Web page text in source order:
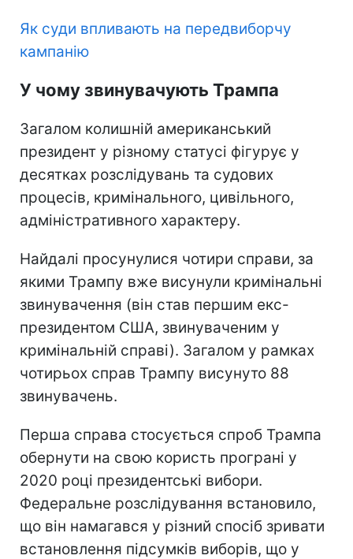
Як суди впливають на передвиборчу
кампанію
У чому звинувачують Трампа
Загалом колишній американський
президент у різному статусі фігурує у
десятках розслідувань та судових
процесів, кримінального, цивільного,
адміністративного характеру.
Найдалі просунулися чотири справи, за
якими Трампу вже висунули кримінальні
звинувачення (він став першим екс-
президентом США, звинуваченим у
кримінальній справі). Загалом у рамках
чотирьох справ Трампу висунуто 88
звинувачень.
Перша справа стосується спроб Трампа
обернути на свою користь програні у
2020 році президентські вибори.
Федеральне розслідування встановило,
що він намагався у різний спосіб зривати
встановлення підсумків виборів, що у